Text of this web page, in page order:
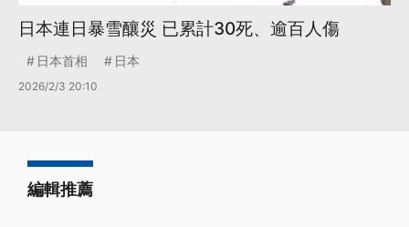
日本連日暴雪釀災 已累計30死、逾百人傷
日本首相 日本
2026/2/3 20:10
編輯推薦